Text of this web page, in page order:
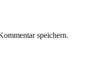
speichern.